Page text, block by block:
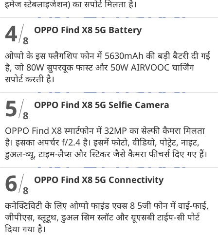
इमेज स्टेबलाइजेशन) का सपोर्ट मिलता है।
4 8
OPPO Find X8 5G Battery
ओप्पो के इस फ्लैगशिप फोन में 5630mAh की बड़ी बैटरी दी गई
है, जो 80W सुपरवूक फास्ट और 50W AIRVOOC चार्जिंग
सपोर्ट करती है।
5 8
OPPO Find X8 5G Selfie Camera
OPPO Find X8 स्मार्टफोन में 32MP का सेल्फी कैमरा मिलता
है। इसका अपर्चर f/2.4 है। इसमें फोटो, वीडियो, पोट्रेट, नाइट,
डुअल-व्यू, टाइम-लैप्स और स्टिकर जैसे कैमरा फीचर्स दिए गए हैं।
6 8
OPPO Find X8 5G Connectivity
कनेक्टिविटी के लिए ओप्पो फाइंड एक्स 8 5जी फोन में वाई-फाई,
जीपीएस, ब्लूटूथ, डुअल सिम स्लॉट और यूएसबी टाईप-सी पोर्ट
दिया गया है।